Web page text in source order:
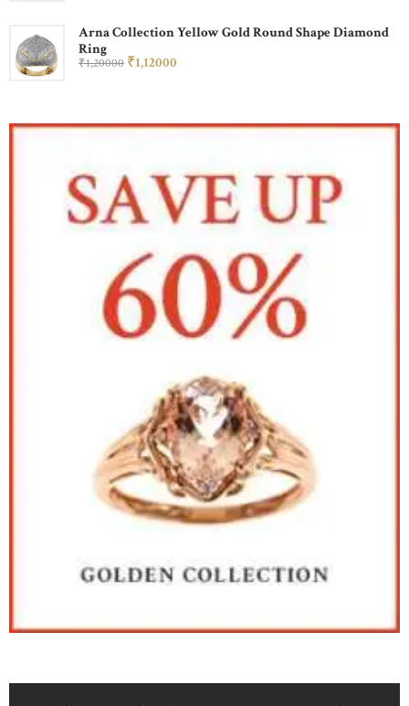
Arna Collection Yellow Gold Round Shape Diamond
Ring
₹1,20000 ₹1,12000